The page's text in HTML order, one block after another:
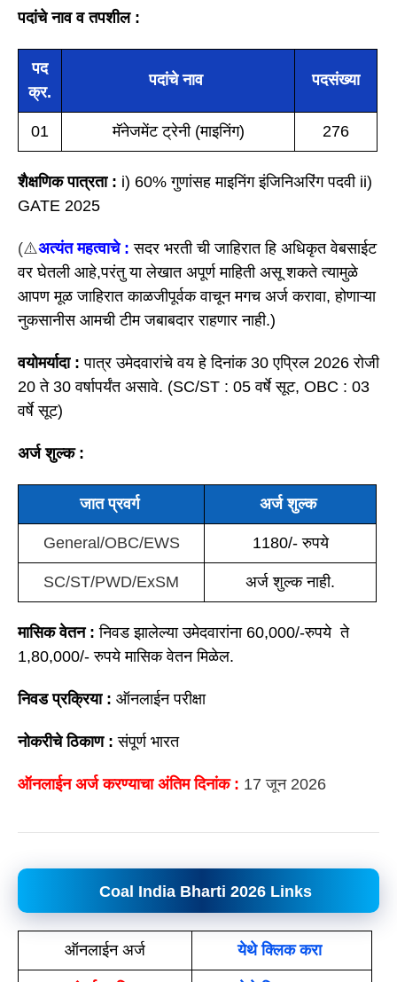
पदांचे नाव व तपशील :
पद
क्र.
पदांचे नाव पदसंख्या
01 मॅनेजमेंट ट्रेनी (माइनिंग) 276
शैक्षणिक पात्रता : i) 60% गुणांसह माइनिंग इंजिनिअरिंग पदवी ii)
GATE 2025
(⚠️अत्यंत महत्वाचे : सदर भरती ची जाहिरात हि अधिकृत वेबसाईट
वर घेतली आहे,परंतु या लेखात अपूर्ण माहिती असू शकते त्यामुळे
आपण मूळ जाहिरात काळजीपूर्वक वाचून मगच अर्ज करावा, होणाऱ्या
नुकसानीस आमची टीम जबाबदार राहणार नाही.)
वयोमर्यादा : पात्र उमेदवारांचे वय हे दिनांक 30 एप्रिल 2026 रोजी
20 ते 30 वर्षापर्यंत असावे. (SC/ST : 05 वर्षे सूट, OBC : 03
वर्षे सूट)
अर्ज शुल्क :
जात प्रवर्ग अर्ज शुल्क
General/OBC/EWS 1180/- रुपये
SC/ST/PWD/ExSM अर्ज शुल्क नाही.
मासिक वेतन : निवड झालेल्या उमेदवारांना 60,000/-रुपये ते
1,80,000/- रुपये मासिक वेतन मिळेल.
निवड प्रक्रिया : ऑनलाईन परीक्षा
नोकरीचे ठिकाण :संपूर्ण भारत
ऑनलाईन अर्ज करण्याचा अंतिम दिनांक : 17 जून 2026
Coal India Bharti 2026 Links
ऑनलाईन अर्ज येथे क्लिककरा